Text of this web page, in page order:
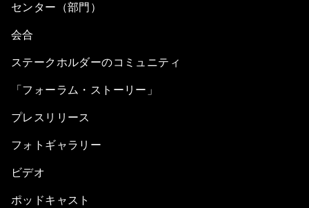
センター（部門）
会合
ステークホルダーのコミュニティ
「フォーラム・ストーリー」
プレスリリース
フォトギャラリー
ビデオ
ポッドキャスト